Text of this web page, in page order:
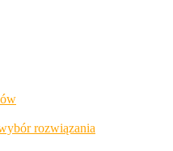
rozwiązania